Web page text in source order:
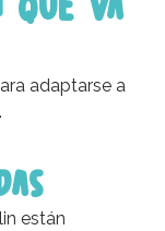
que va
adaptarse a
están